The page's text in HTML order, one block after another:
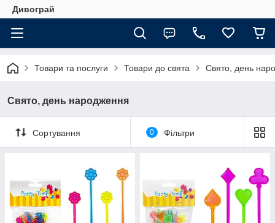
Дивограй
Товари та послуги Товари до свята Свято, день
Свято, день народження
Сортування 0 Фільтри